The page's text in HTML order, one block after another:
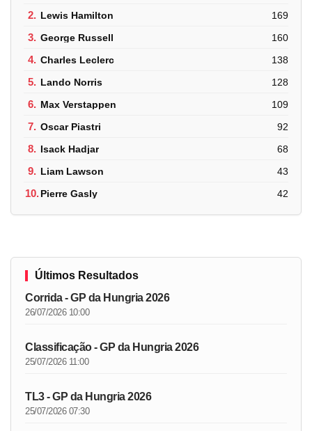
2. Lewis Hamilton 169
3. George Russell 160
4. Charles Leclerc 138
5. Lando Norris 128
6. Max Verstappen 109
7. Oscar Piastri 92
8. Isack Hadjar 68
9. Liam Lawson 43
10.Pierre Gasly 42
Últimos Resultados
Corrida - GP da Hungria 2026
26/07/2026 10:00
Classificação - GP da Hungria 2026
25/07/2026 11:00
TL3 - GP da Hungria 2026
25/07/2026 07:30